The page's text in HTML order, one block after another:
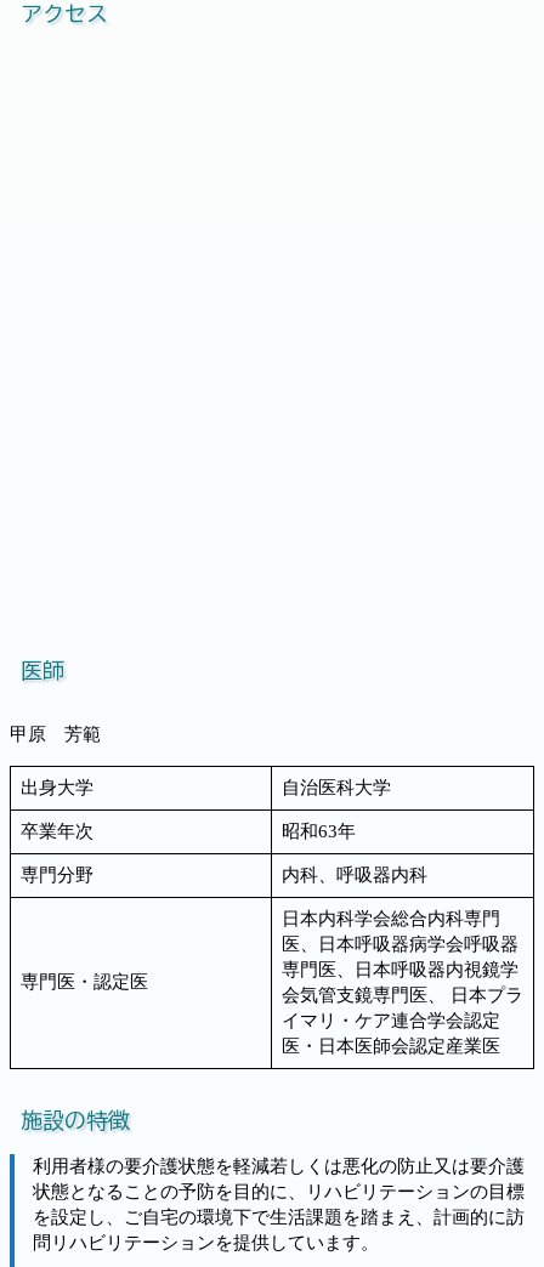
アクセス
医師
甲原 芳範
出身大学 自治医科大学
卒業年次 昭和63年
専門分野 内科、呼吸器内科
専門医・認定医
日本内科学会総合内科専門
医、日本呼吸器病学会呼吸器
専門医、日本呼吸器内視鏡学
会気管支鏡専門医、 日本プラ
イマリ・ケア連合学会認定
医・日本医師会認定産業医
施設の特徴
利用者様の要介護状態を軽減若しくは悪化の防止又は要介護
状態となることの予防を目的に、リハビリテーションの目標
を設定し、ご自宅の環境下で生活課題を踏まえ、計画的に訪
問リハビリテーションを提供しています。